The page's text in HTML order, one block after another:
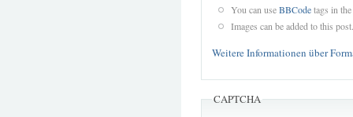
You can useBBCodetags in
Images can be added to this post.
Weitere Informationen über
CAPTCHA